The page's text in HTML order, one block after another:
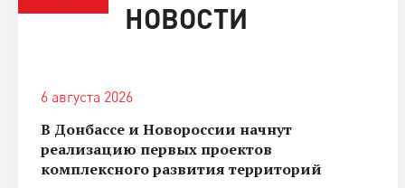
НОВОСТИ
6 августа 2026
В Донбассе и Новороссии начнут
реализацию первых проектов
комплексного развития территорий